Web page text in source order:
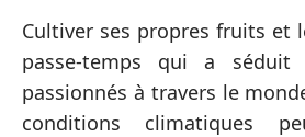
Cultiver ses propres fruits et
passe-temps qui a séduit
passionnés à travers le
conditions climatiques